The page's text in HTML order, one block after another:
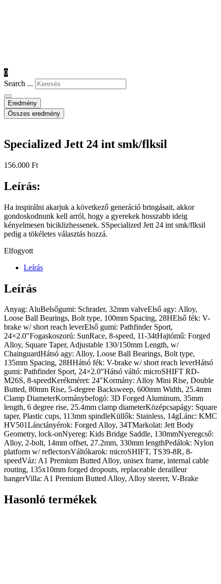
0
Search ...
Eredmény
Összes eredmény
Specialized Jett 24 int smk/flksil
156.000 Ft
Leírás:
Ha inspirálni akarjuk a következő generáció bringásait, akkor
gondoskodnunk kell arról, hogy a gyerekek hosszabb ideig
kényelmesen biciklizhessenek. SSpecialized Jett 24 int smk/flksil
pedig a tökéletes választás hozzá.
Elfogyott
Leírás
Leírás
Anyag: AluBelsőgumi: Schrader, 32mm valveElső agy: Alloy,
Loose Ball Bearings, Bolt type, 100mm Spacing, 28HElső fék: V-
brake w/ short reach leverElső gumi: Pathfinder Sport,
24×2.0″Fogaskoszorú: SunRace, 8-speed, 11-34tHajtómű: Forged
Alloy, Square Taper, Adjustable 130/150mm Length, w/
ChainguardHátsó agy: Alloy, Loose Ball Bearings, Bolt type,
135mm Spacing, 28HHátsó fék: V-brake w/ short reach leverHátsó
gumi: Pathfinder Sport, 24×2.0″Hátsó váltó: microSHIFT RD-
M26S, 8-speedKerékméret: 24″Kormány: Alloy Mini Rise, Double
Butted, 80mm Rise, 5-degree Backsweep, 600mm Width, 25.4mm
Clamp DiameterKormánybefogó: 3D Forged Aluminum, 35mm
length, 6 degree rise, 25.4mm clamp diameterKözépcsapágy: Square
taper, Plastic cups, 113mm spindleKüllők: Stainless, 14gLánc: KMC
HV501Lánctányérok: Forged Alloy, 34TMarkolat: Jett Body
Geometry, lock-onNyereg: Kids Bridge Saddle, 130mmNyeregcső:
Alloy, 2-bolt, 14mm offset, 27.2mm, 330mm lengthPedálok: Nylon
platform w/ reflectorsVáltókarok: microSHIFT, TS39-8R, 8-
speedVáz: A1 Premium Butted Alloy, unisex frame, internal cable
routing, 135x10mm forged dropouts, replaceable derailleur
hangerVilla: A1 Premium Butted Alloy, Alloy steerer, V-Brake
Hasonló termékek